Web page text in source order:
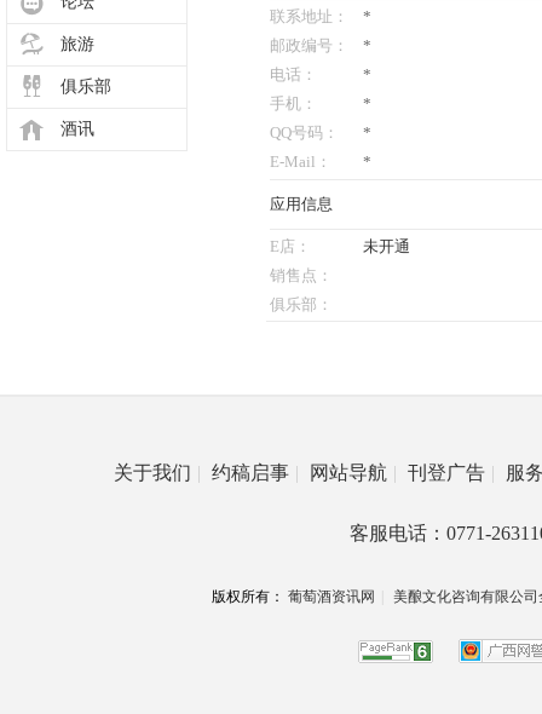
旅游
俱乐部
酒讯
联系地址：
*
邮政编号：
*
电话：
*
手机：
*
QQ号码：
*
E-Mail：
*
应用信息
E店：
未开通
销售点：
俱乐部：
关于我们 | 约稿启事 | 网站导航 | 刊登广告 | 服
客服电话：0771-
版权所有： 葡萄酒资讯网 美酿文化咨询有限公司